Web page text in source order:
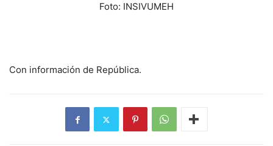
Foto: INSIVUMEH
Con información de República.